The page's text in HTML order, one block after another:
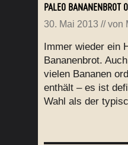
PALEO BANANENBROT
30. Mai 2013 // von
Immer wieder ein
Bananenbrot.
vielen Bananen
enthält – es ist
Wahl als der